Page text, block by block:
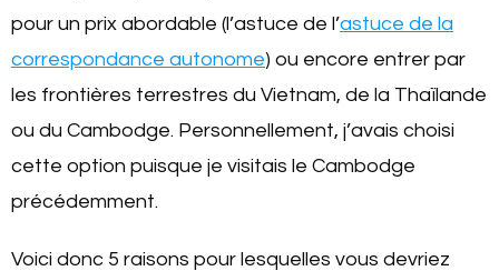
pour un prix abordable (l’astuce de l’astuce de la
correspondance autonome) ou encore entrer par
les frontières terrestres du Vietnam, de la Thaïlande
ou du Cambodge. Personnellement, j’avais choisi
cette option puisque je visitais le Cambodge
précédemment.
Voici donc 5 raisons pour lesquelles vous devriez